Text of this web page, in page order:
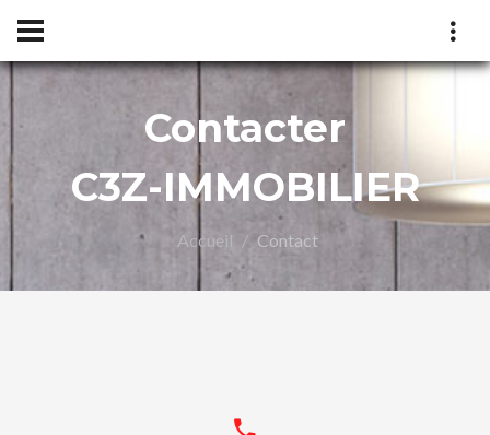
Contacter
C3Z-IMMOBILIER
Accueil Contact